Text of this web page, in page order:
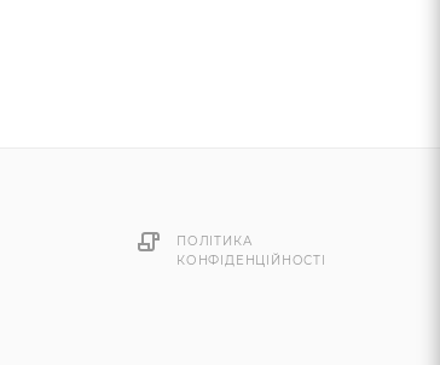
ПОЛІТИКА
КОНФІДЕНЦІЙНОСТІ